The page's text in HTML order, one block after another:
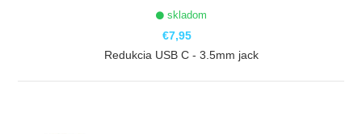
skladom
€7,95
Redukcia USB C - 3.5mm jack